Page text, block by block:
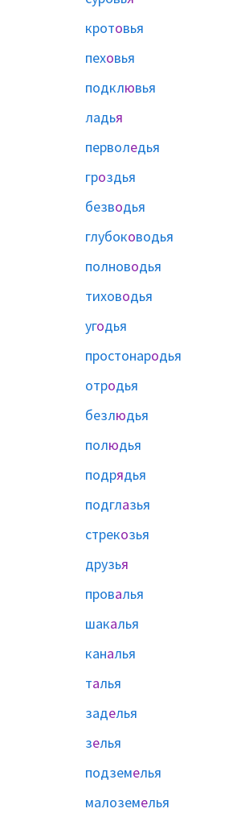
кротовья
пеховья
подклювья
ладья
перволедья
гроздья
безводья
глубоководья
полноводья
тиховодья
угодья
простонародья
отродья
безлюдья
полюдья
подрядья
подглазья
стрекозья
друзья
провалья
шакалья
каналья
талья
заделья
зелья
подземелья
малоземелья